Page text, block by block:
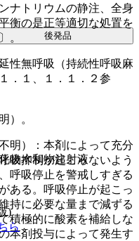
ナトリウムの静注、全身
衡の是正等適切な処置を
。
性無呼吸（持続性呼吸麻
．１、１．１．２参
）。
明）：本剤によって充分
吸抑制が起こらないよう
呼吸停止を警戒しすぎる
ある。呼吸停止が起こっ
持に必要な量まで減ずる
積極的に酸素を補給しな
本剤投与によって発生す
後発品
物水和物注射液
)
ら